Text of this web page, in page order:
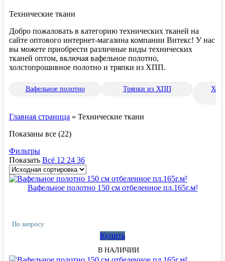
Технические ткани
Добро пожаловать в категорию технических тканей на
сайте оптового интернет-магазина компании Витекс! У нас
вы можете приобрести различные виды технических
тканей оптом, включая вафельное полотно,
холстопрошивное полотно и тряпки из ХПП.
Вафельное полотно Тряпки из ХПП
Главная страница » Технические ткани
Показаны все (22)
Фильтры
Показать Всё 12 24 36
Вафельное полотно 150 см отбеленное пл.165г.м²
По запросу
Купить
В НАЛИЧИИ